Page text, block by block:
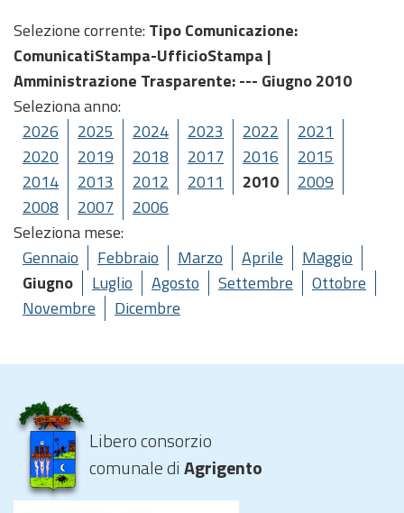
Selezione corrente: Tipo Comunicazione:
ComunicatiStampa-UfficioStampa |
Amministrazione Trasparente: --- Giugno 2010
Seleziona anno:
2026
2025 2024 2023 2022
2021
2020
2019 2018 2017 2016
2015
2014
2013 2012 2011 2010
2009
2008
2007
2006
Seleziona mese:
Gennaio
Febbraio Marzo Aprile
Maggio
Giugno
Luglio Agosto Settembre
Ottobre
Novembre
Dicembre
Libero consorzio
comunale diAgrigento